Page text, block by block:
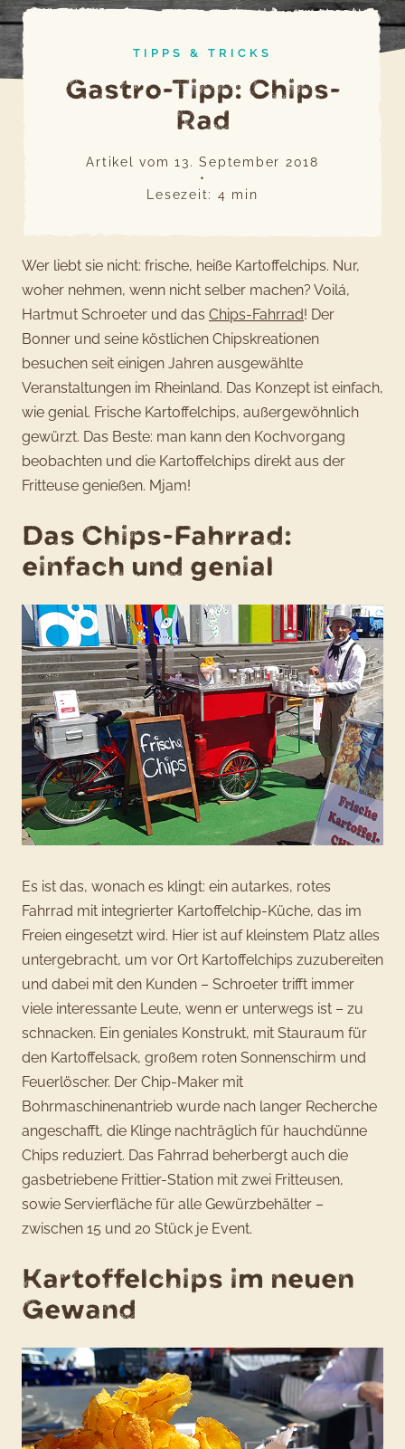
TIPPS & TRICKS
Gastro-Tipp: Chips-
Rad
Artikel vom13. September 2018
•
Lesezeit: 4 min
Wer liebt sie nicht: frische, heiße Kartoffelchips. Nur,
woher nehmen, wenn nicht selber machen? Voilá,
Hartmut Schroeter und das Chips-Fahrrad! Der
Bonner und seine köstlichen Chipskreationen
besuchen seit einigen Jahren ausgewählte
Veranstaltungen im Rheinland. Das Konzept ist einfach,
wie genial. Frische Kartoffelchips, außergewöhnlich
gewürzt. Das Beste: man kann den Kochvorgang
beobachten und die Kartoffelchips direkt aus der
Fritteuse genießen. Mjam!
Das Chips-Fahrrad:
einfach und genial
Es ist das, wonach es klingt: ein autarkes, rotes
Fahrrad mit integrierter Kartoffelchip-Küche, das im
Freien eingesetzt wird. Hier ist auf kleinstem Platz alles
untergebracht, um vor Ort Kartoffelchips zuzubereiten
und dabei mit den Kunden – Schroeter trifft immer
viele interessante Leute, wenn er unterwegs ist – zu
schnacken. Ein geniales Konstrukt, mit Stauraum für
den Kartoffelsack, großem roten Sonnenschirm und
Feuerlöscher. Der Chip-Maker mit
Bohrmaschinenantrieb wurde nach langer Recherche
angeschafft, die Klinge nachträglich für hauchdünne
Chips reduziert. Das Fahrrad beherbergt auch die
gasbetriebene Frittier-Station mit zwei Fritteusen,
sowie Servierfläche für alle Gewürzbehälter –
zwischen 15 und 20 Stück je Event.
Kartoffelchips im neuen
Gewand